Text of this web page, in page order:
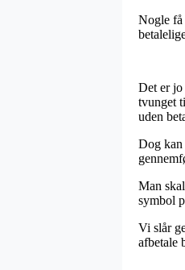
Nogle få
Det er jo
tvunget
uden
Dog kan
Man
symbol
Vi slår
afbetale